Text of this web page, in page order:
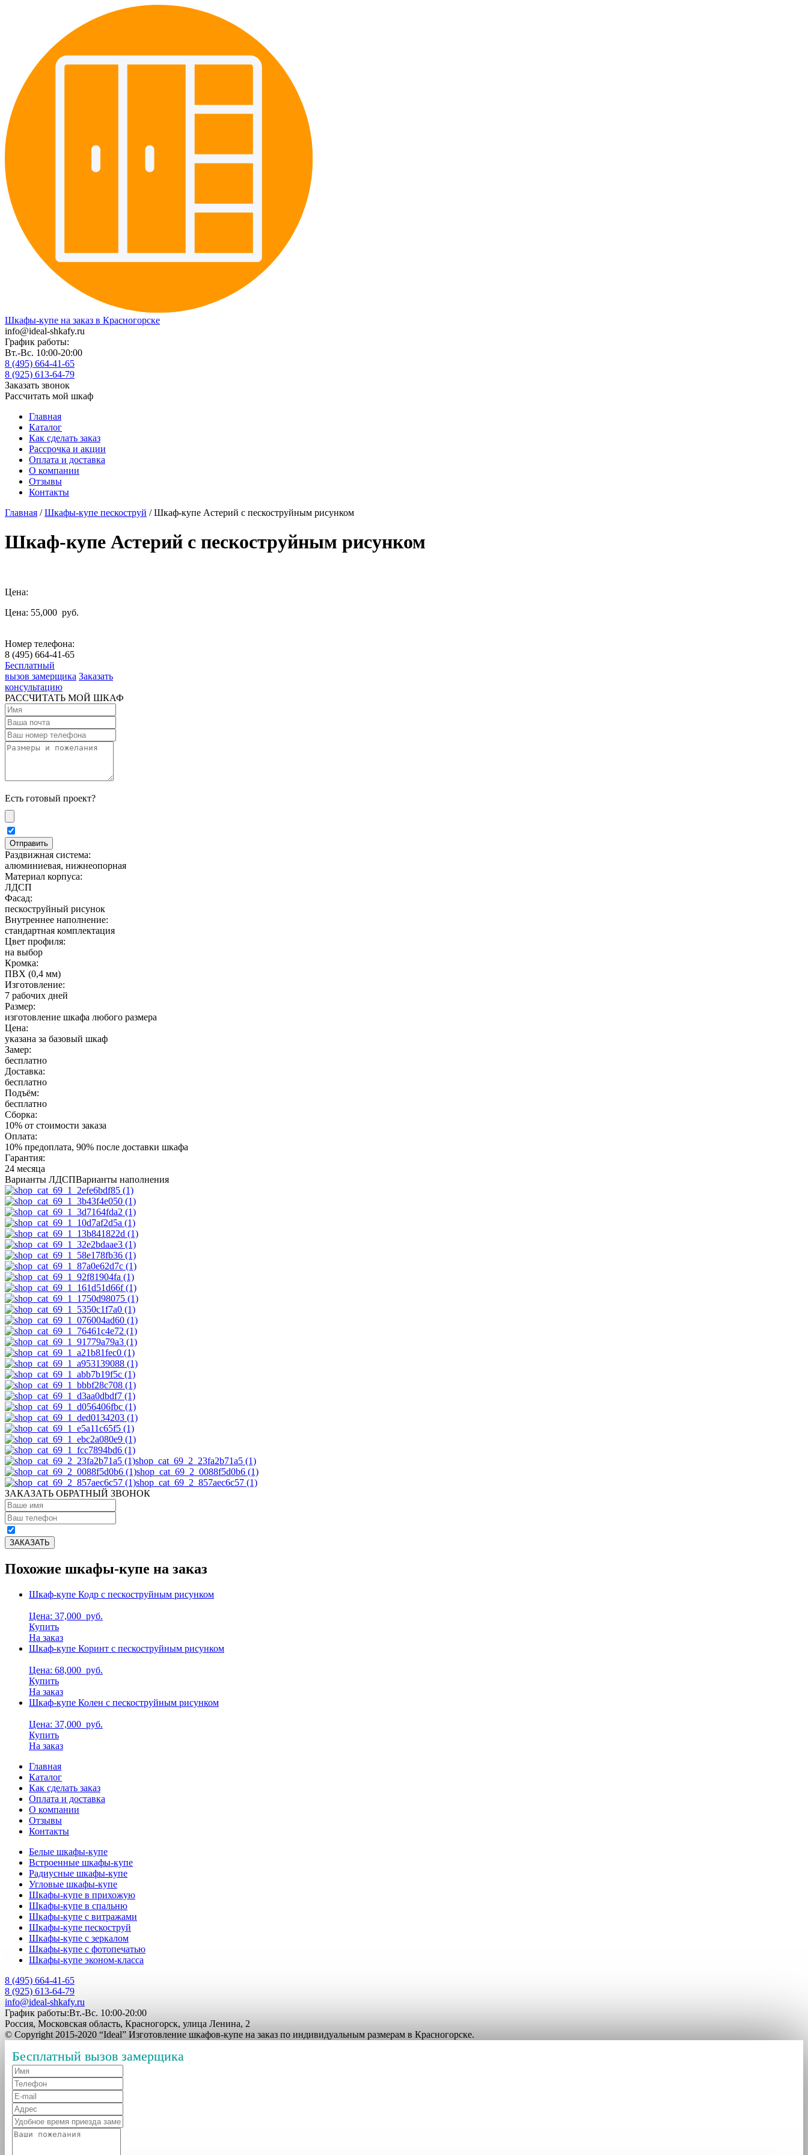
Шкафы-купе на заказ в Красногорске
info@ideal-shkafy.ru
График работы:
Вт.-Вс. 10:00-20:00
8 (495) 664-41-65
8 (925) 613-64-79
Заказать звонок
Рассчитать мой шкаф
Главная
Каталог
Как сделать заказ
Рассрочка и акции
Оплата и доставка
О компании
Отзывы
Контакты
Главная /Шкафы-купе пескоструй / Шкаф-купе Астерий с пескоструйным рисунком
Шкаф-купе Астерий с пескоструйным рисунком
Цена:
Цена: 55,000 руб.
Номер телефона:
8 (495) 664-41-65
Бесплатный
вызов замерщика Заказать
консультацию
РАССЧИТАТЬ МОЙ ШКАФ
Есть готовый проект?
Раздвижная система:
алюминиевая, нижнеопорная
Материал корпуса:
ЛДСП
Фасад:
пескоструйный рисунок
Внутреннее наполнение:
стандартная комплектация
Цвет профиля:
на выбор
Кромка:
ПВХ (0,4 мм)
Изготовление:
7 рабочих дней
Размер:
изготовление шкафа любого размера
Цена:
указана за базовый шкаф
Замер:
бесплатно
Доставка:
бесплатно
Подъём:
бесплатно
Сборка:
10% от стоимости заказа
Оплата:
10% предоплата, 90% после доставки шкафа
Гарантия:
24 месяца
Варианты ЛДСПВарианты наполнения
shop_cat_69_2_23fa2b71a5 (1)
shop_cat_69_2_0088f5d0b6 (1)
shop_cat_69_2_857aec6c57 (1)
ЗАКАЗАТЬ ОБРАТНЫЙ ЗВОНОК
Похожие шкафы-купе на заказ
Шкаф-купе Кодр с пескоструйным рисунком
Цена: 37,000 руб.
Купить
На заказ
Шкаф-купе Коринт с пескоструйным рисунком
Цена: 68,000 руб.
Купить
На заказ
Шкаф-купе Колен с пескоструйным рисунком
Цена: 37,000 руб.
Купить
На заказ
Главная
Каталог
Как сделать заказ
Оплата и доставка
О компании
Отзывы
Контакты
Белые шкафы-купе
Встроенные шкафы-купе
Радиусные шкафы-купе
Угловые шкафы-купе
Шкафы-купе в прихожую
Шкафы-купе в спальню
Шкафы-купе с витражами
Шкафы-купе пескоструй
Шкафы-купе с зеркалом
Шкафы-купе с фотопечатью
Шкафы-купе эконом-класса
8 (495) 664-41-65
8 (925) 613-64-79
info@ideal-shkafy.ru
График работы:Вт.-Вс. 10:00-20:00
Россия, Московская область, Красногорск, улица Ленина, 2
© Copyright 2015-2020 “Ideal” Изготовление шкафов-купе на заказ по индивидуальным размерам в Красногорске.
Бесплатный вызов замерщика